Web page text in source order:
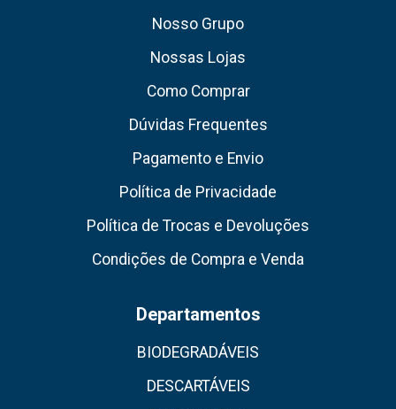
Nosso Grupo
Nossas Lojas
Como Comprar
Dúvidas Frequentes
Pagamento e Envio
Política de Privacidade
Política de Trocas e Devoluções
Condições de Compra e Venda
Departamentos
BIODEGRADÁVEIS
DESCARTÁVEIS